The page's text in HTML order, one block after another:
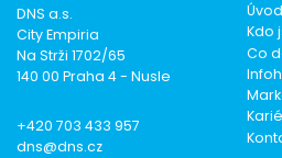
DNS a.s.
City Empiria
Na Strži 1702/65
140 00 Praha 4 - Nusle
+420 703 433 957
dns@dns.cz
Úvod
Kdo
Co